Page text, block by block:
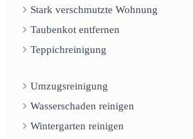
Stark verschmutzte Wohnung
Taubenkot entfernen
Teppichreinigung
Umzugsreinigung
Wasserschaden reinigen
Wintergarten reinigen